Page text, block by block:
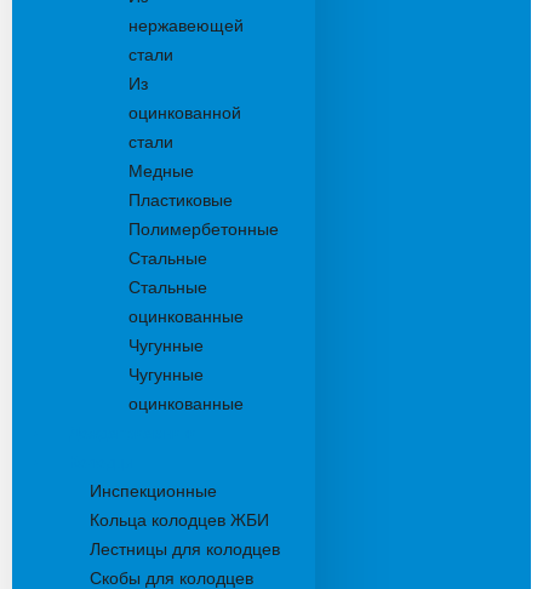
нержавеющей
стали
Из
оцинкованной
стали
Медные
Пластиковые
Полимербетонные
Стальные
Стальные
оцинкованные
Чугунные
Чугунные
оцинкованные
Инспекционные
Кольца колодцев ЖБИ
Лестницы для колодцев
Скобы для колодцев